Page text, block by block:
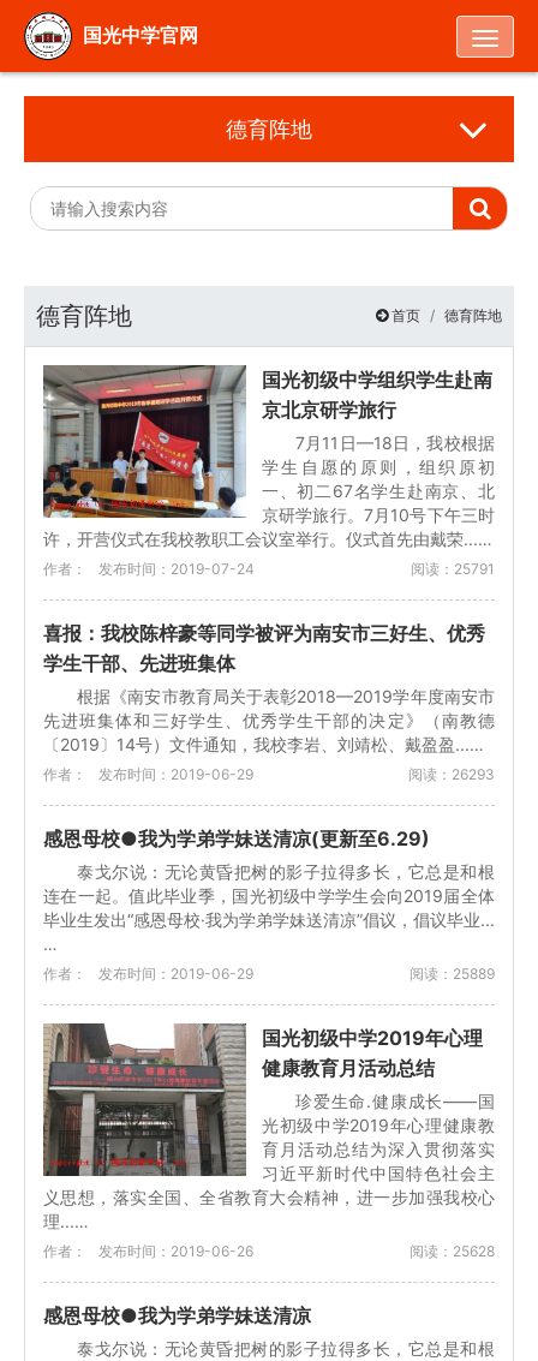
国光中学官网
德育阵地
德育阵地 首页 德育阵地
国光初级中学组织学生赴南
京北京研学旅行
7月11日—18日，我校根据
学生自愿的原则，组织原初
一、初二67名学生赴南京、北
京研学旅行。7月10号下午三时
许，开营仪式在我校教职工会议室举行。仪式首先由戴荣...…
作者： 发布时间：2019-07-24 阅读：25791
喜报：我校陈梓豪等同学被评为南安市三好生、优秀
学生干部、先进班集体
根据《南安市教育局关于表彰2018—2019学年度南安市
先进班集体和三好学生、优秀学生干部的决定》（南教德
〔2019〕14号）文件通知，我校李岩、刘靖松、戴盈盈...…
作者： 发布时间：2019-06-29 阅读：26293
感恩母校●我为学弟学妹送清凉(更新至6.29)
泰戈尔说：无论黄昏把树的影子拉得多长，它总是和根
连在一起。值此毕业季，国光初级中学学生会向2019届全体
毕业生发出“感恩母校·我为学弟学妹送清凉”倡议，倡议毕业...
…
作者： 发布时间：2019-06-29 阅读：25889
国光初级中学2019年心理
健康教育月活动总结
珍爱生命.健康成长——国
光初级中学2019年心理健康教
育月活动总结为深入贯彻落实
习近平新时代中国特色社会主
义思想，落实全国、全省教育大会精神，进一步加强我校心
理...…
作者： 发布时间：2019-06-26 阅读：25628
感恩母校●我为学弟学妹送清凉
泰戈尔说：无论黄昏把树的影子拉得多长，它总是和根